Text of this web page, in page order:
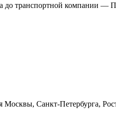
до транспортной
Москвы, Санкт-Петербурга,